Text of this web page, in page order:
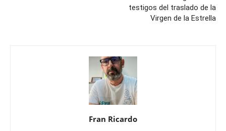
testigos del traslado de la
Virgen de la Estrella
Fran Ricardo